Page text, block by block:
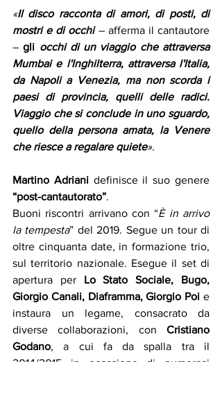
«Il disco racconta di amori, di posti, di
mostri e di occhi – afferma il cantautore
– gli occhi di un viaggio che attraversa
Mumbai e l'Inghilterra, attraversa l'Italia,
da Napoli a Venezia, ma non scorda i
paesi di provincia, quelli delle radici.
Viaggio che si conclude in uno sguardo,
quello della persona amata, la Venere
che riesce a regalare quiete».
Martino Adriani
“post-cantautorato”.
Buoni riscontri arrivano con “È in arrivo
la tempesta” del 2019. Segue un tour di
oltre cinquanta date, in formazione trio,
sul territorio nazionale. Esegue il set di
apertura per Lo Stato Sociale, Bugo,
Giorgio Canali, Diaframma, Giorgio Poi e
instaura un legame, consacrato da
diverse collaborazioni, con Cristiano
Godano, a cui fa da spalla tra il
2014/2015 in occasione di numerosi